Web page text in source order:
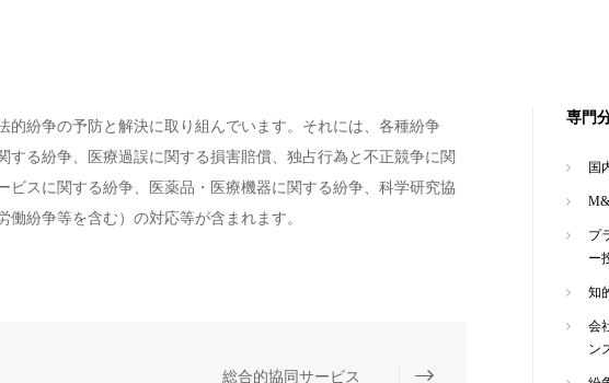
紛争の予防と解決に取り組んでいます。それには、各種紛争
する紛争、医療過誤に関する損害賠償、独占行為と不正競争に関
スに関する紛争、医薬品・医療機器に関する紛争、科学研究協
紛争等を含む）の対応等が含まれます。
総合的協同サービス
専門
国
プ
ー
知
会
ン